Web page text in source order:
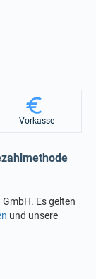
Vorkasse
Es gelten
und unsere